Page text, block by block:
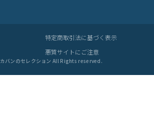
特定商取引法に基づく表示
悪質サイトにご注意
カバンのセレクション All Rights reserved.